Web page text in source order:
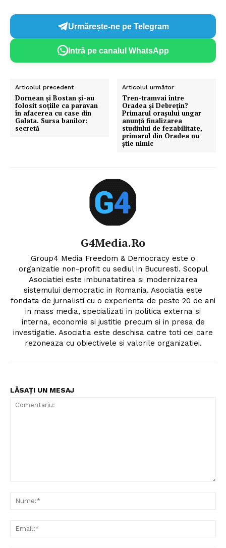
Urmărește-ne pe Telegram
Intră pe canalul WhatsApp
Articolul precedent
Dornean și Bostan și-au
folosit soțiile ca paravan
în afacerea cu case din
Galata. Sursa banilor:
secretă
Articolul următor
Tren-tramvai între
Oradea şi Debreţin?
Primarul orașului ungar
anunță finalizarea
studiului de fezabilitate,
primarul din Oradea nu
ştie nimic
G4Media.ro
Group4 Media Freedom & Democracy este o
organizatie non-profit cu sediul in Bucuresti. Scopul
Asociatiei este imbunatatirea si modernizarea
sistemului democratic in Romania. Asociatia este
fondata de jurnalisti cu o experienta de peste 20 de ani
in mass media, specializati in politica externa si
interna, economie si justitie precum si in presa de
investigatie. Asociatia este deschisa catre toti cei care
rezoneaza cu obiectivele si valorile organizatiei.
LĂSAȚI UN MESAJ